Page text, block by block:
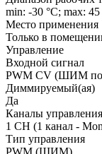
min: -30 °C; max: 45
Место применения
Только в
Управление
Входной сигнал
PWM СV (ШИМ по
Диммируемый(ая)
Да
Каналы управления
1 CH (1 канал -
Тип управления
PWM (ШИМ)